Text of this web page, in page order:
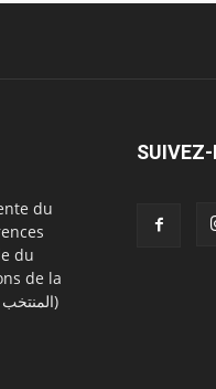
du
du
de la
CAF et FIFA. (أسود الأطلس - Al Mountakhab - المنتخب المغربي)